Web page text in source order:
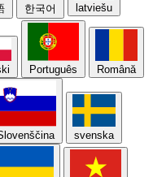
한국어 latviešu
Português Română
svenska